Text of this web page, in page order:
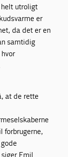
utroligt
er
da det er en
samtidig
at de rette
forbrugerne,
Emil